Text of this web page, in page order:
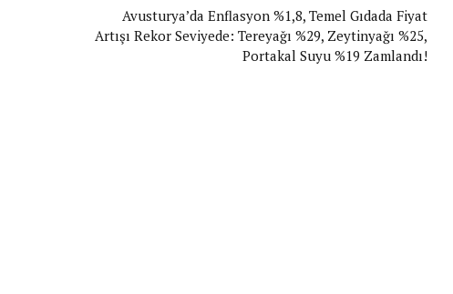
Avusturya’da Enflasyon %1,8, Temel Gıdada Fiyat
Artışı Rekor Seviyede: Tereyağı %29, Zeytinyağı %25,
Portakal Suyu %19 Zamlandı!